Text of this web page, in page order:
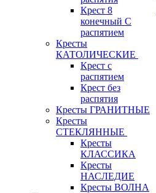
Крест 8
конечный С
распятием
Кресты
КАТОЛИЧЕСКИЕ
Крест с
распятием
Крест без
распятия
Кресты ГРАНИТНЫЕ
Кресты
СТЕКЛЯННЫЕ
Кресты
КЛАССИКА
Кресты
НАСЛЕДИЕ
Кресты ВОЛНА